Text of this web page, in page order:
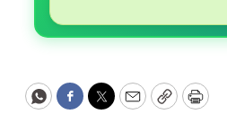
WhatsApp
Facebook
Twitter
EmailCopyPrint